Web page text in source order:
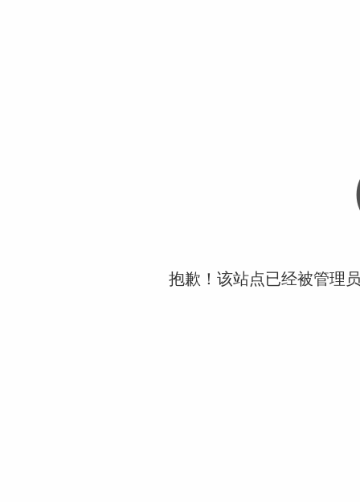
抱歉！该站点已经被管理